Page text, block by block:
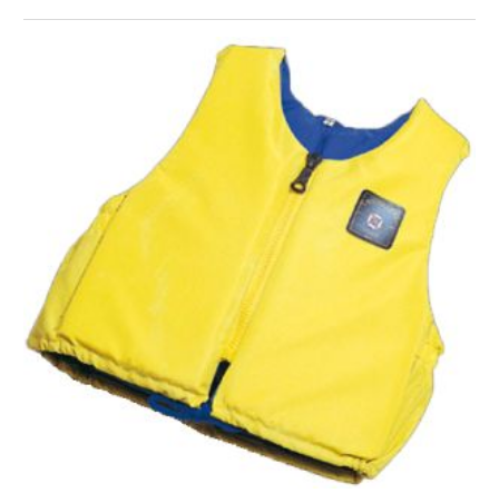
originaleattuale
39,99 €.
Extra